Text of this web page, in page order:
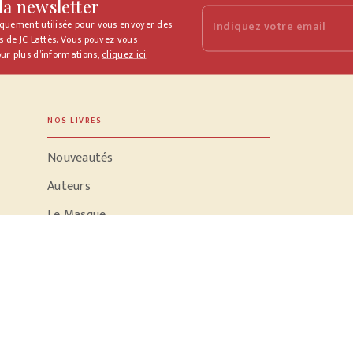
newsletter
utilisée pour vous envoyer des
JC Lattès. Vous pouvez vous
plus d’informations,cliquez ici.
Indiquez votre email
NOS LIVRES
Nouveautés
Auteurs
Le Masque